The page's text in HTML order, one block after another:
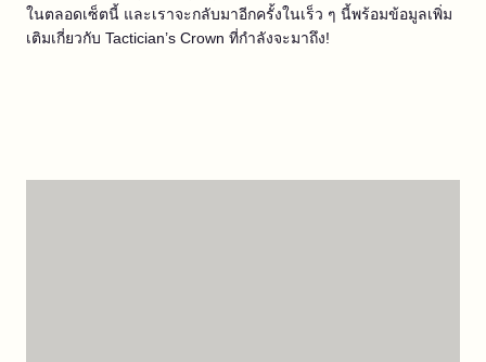
ในตลอดเซ็ตนี้ และเราจะกลับมาอีกครั้งในเร็ว ๆ นี้พร้อมข้อมูลเพิ่ม
เติมเกี่ยวกับ Tactician’s Crown ที่กำลังจะมาถึง!